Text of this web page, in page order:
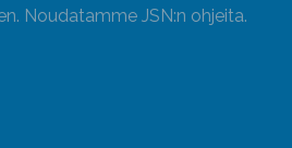
Noudatamme JSN:n ohjeita.